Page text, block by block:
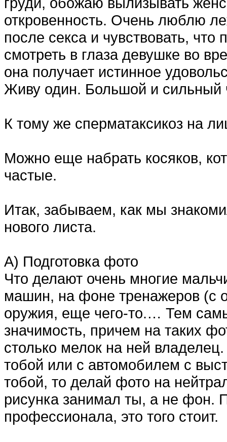
откровенность. Очень люблю
после секса и чувствовать,
смотреть в глаза девушке во
она получает истинное
Живу один. Большой и сильный
К тому же сперматаксикоз на
Можно еще набрать косяков,
частые.
Итак, забываем, как мы
нового листа.
А) Подготовка фото
Что делают очень многие
машин, на фоне тренажеров (с
оружия, еще чего-то.… Тем
значимость, причем на таких
столько мелок на ней
тобой или с автомобилем с
тобой, то делай фото на
рисунка занимал ты, а не фон.
профессионала, это того стоит.